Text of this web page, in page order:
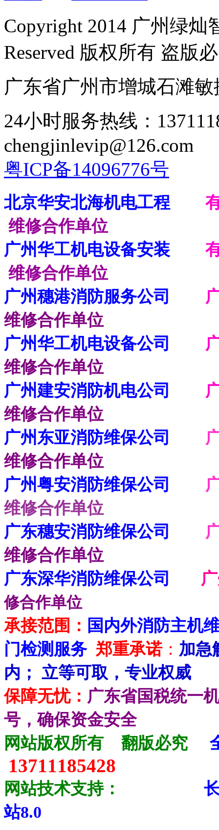
Copyright 2014 广州绿
Reserved 版权所有 盗版
广东省广州市增城石滩
24小时服务热线：
chengjinlevip@126.com
粤ICP备14096776号
北京华安北海机电工程
维修合作单位
广州华工机电设备安装
维修合作单位
广州穗港消防服务公司
维修合作单位
广州华工机电设备公司
维修合作单位
广州建安消防机电公司
广
维修合作单位
广州东亚消防维保公司
广
维修合作单位
广州粤安消防维保公司
维修合作单位
广东穗安消防维保公司
维修合作单位
广东深华消防维保公司
修合作单位
承接范围： 国内外消防主机
门检测服务 郑重承诺： 加急
内； 立等可取，专业权威
保障无忧： 广东省国税统一
号，确保资金安全
网站版权所有 翻版必究
13711185428
网站技术支持：
站8.0